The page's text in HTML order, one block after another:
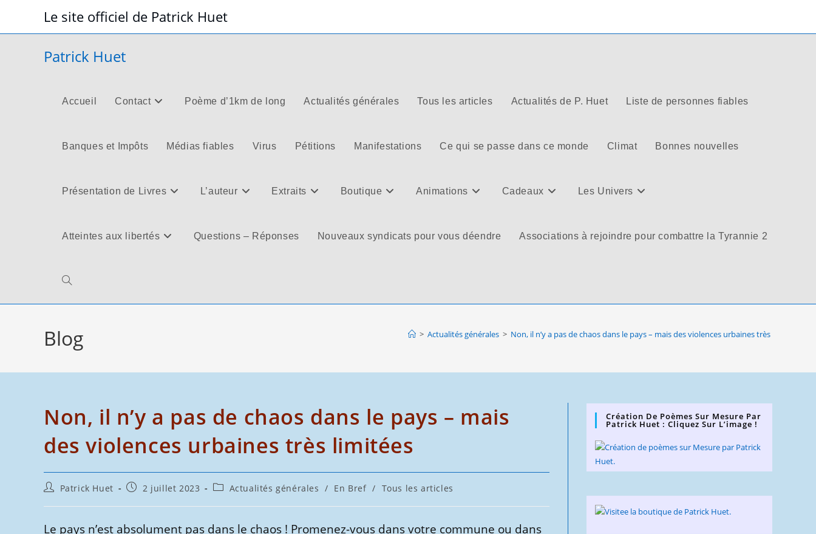
content
Le site officiel de Patrick Huet
Patrick Huet
Accueil Contact Poème d’1km de long Actualités générales Tous les articles Actualités de P. Huet Liste de personnes fiables
Banques et Impôts Médias fiables Virus Pétitions Manifestations Ce qui se passe dans ce monde Climat Bonnes nouvelles
Présentation de Livres L’auteur Extraits Boutique Animations Cadeaux Les Univers
Atteintes aux libertés Questions – Réponses Nouveaux syndicats pour vous déendre Associations à rejoindre pour combattre la Tyrannie 2
Toggle
search
Blog > Actualités générales > Non, il n’y a pas de chaos dans le pays – mais des violences urbaines très limitées
Non, il n’y a pas de chaos dans le pays – mais
des violences urbaines très limitées
Auteur/autrice
la
Patrick Huet
Publication
2 juillet 2023
PostActualités générales / En Bref / Tous les articles
Le pays n’est absolument pas dans le chaos ! Promenez-vous dans votre commune ou dans
Création De Poèmes Sur Mesure Par
Patrick Huet : Cliquez Sur L’image !